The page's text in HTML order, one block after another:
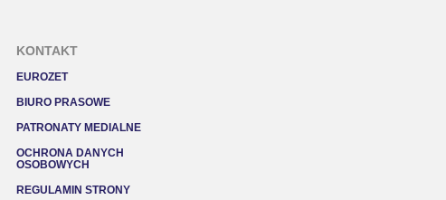
KONTAKT
EUROZET
BIURO PRASOWE
PATRONATY MEDIALNE
OCHRONA DANYCH
OSOBOWYCH
REGULAMIN STRONY